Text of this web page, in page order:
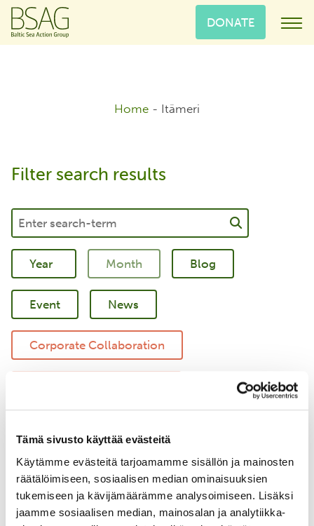
Tämä sivusto käyttää evästeitä
Käytämme evästeitä tarjoamamme sisällön ja mainosten
räätälöimiseen, sosiaalisen median ominaisuuksien
tukemiseen ja kävijämäärämme analysoimiseen. Lisäksi
jaamme sosiaalisen median, mainosalan ja analytiikka-
DONATE
Home - Itämeri
Filter search results
Blog
Event News
Corporate Collaboration
Marine Environment Protection
Forestry